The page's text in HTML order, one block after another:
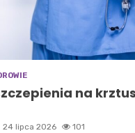
na
24 lipca 2026 101